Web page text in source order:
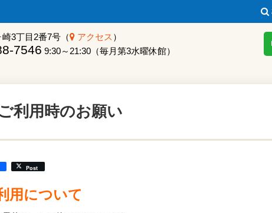
3丁目2番7号（ アクセス ）
7546 9:30～21:30（毎月第3水曜休館）
利用時のお願い
Post
用について